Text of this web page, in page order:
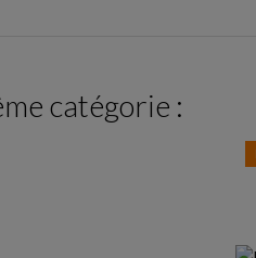
catégorie :